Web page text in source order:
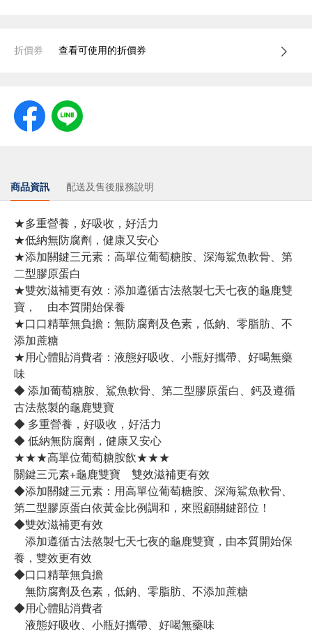
折價券 查看可使用的折價券
商品資訊 配送及售後服務說明
★多重營養，好吸收，好活力
★低納無防腐劑，健康又安心
★添加關鍵三元素：高單位葡萄糖胺、深海鯊魚軟骨、第
二型膠原蛋白
★雙效滋補更有效：添加遵循古法熬製七天七夜的龜鹿雙
寶， 由本質開始保養
★口口精華無負擔：無防腐劑及色素，低鈉、零脂肪、不
添加蔗糖
★用心體貼消費者：液態好吸收、小瓶好攜帶、好喝無藥
味
◆ 添加葡萄糖胺、鯊魚軟骨、第二型膠原蛋白、鈣及遵循
古法熬製的龜鹿雙寶
◆ 多重營養，好吸收，好活力
◆ 低納無防腐劑，健康又安心
★★★高單位葡萄糖胺飲★★★
關鍵三元素+龜鹿雙寶 雙效滋補更有效
◆添加關鍵三元素：用高單位葡萄糖胺、深海鯊魚軟骨、
第二型膠原蛋白依黃金比例調和，來照顧關鍵部位！
◆雙效滋補更有效
添加遵循古法熬製七天七夜的龜鹿雙寶，由本質開始保
養，雙效更有效
◆口口精華無負擔
無防腐劑及色素，低鈉、零脂肪、不添加蔗糖
◆用心體貼消費者
液態好吸收、小瓶好攜帶、好喝無藥味